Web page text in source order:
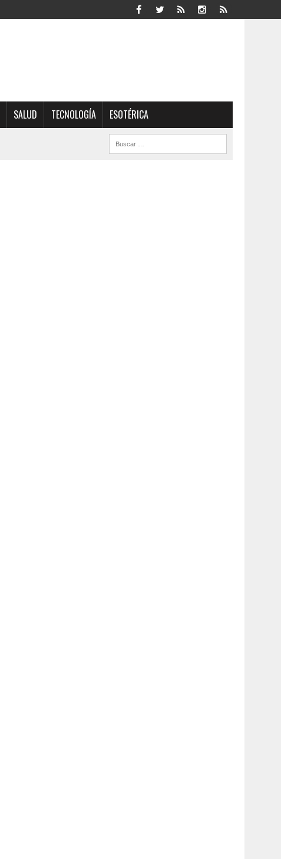
SALUD TECNOLOGÍA ESOTÉRICA